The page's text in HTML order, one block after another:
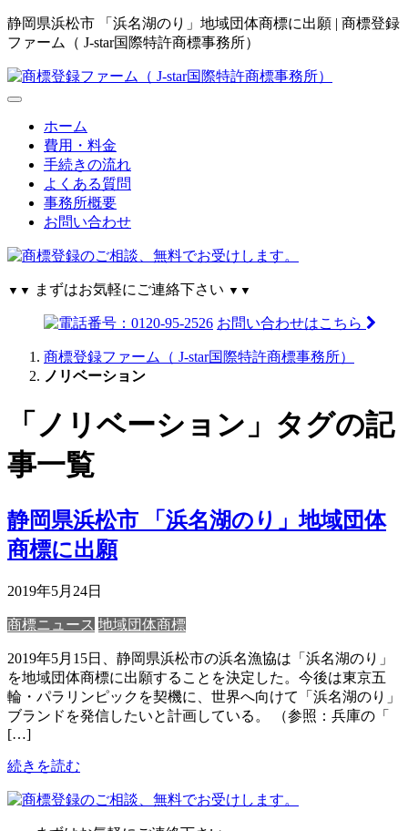
静岡県浜松市 「浜名湖のり」地域団体商標に出願 | 商標登録
ファーム（ J-star国際特許商標事務所）
ホーム
費用・料金
手続きの流れ
よくある質問
事務所概要
お問い合わせ
▼▼ まずはお気軽にご連絡下さい ▼▼
お問い合わせはこちら
商標登録ファーム（ J-star国際特許商標事務所）
ノリベーション
「ノリベーション」タグの記
事一覧
静岡県浜松市 「浜名湖のり」地域団体
商標に出願
2019年5月24日
商標ニュース 地域団体商標
2019年5月15日、静岡県浜松市の浜名漁協は「浜名湖のり」
を地域団体商標に出願することを決定した。今後は東京五
輪・パラリンピックを契機に、世界へ向けて「浜名湖のり」
ブランドを発信したいと計画している。 （参照：兵庫の「
[…]
続きを読む